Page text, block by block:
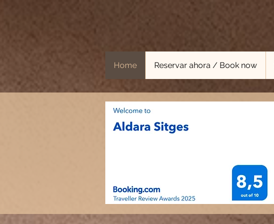
Home Reservar ahora / Book now